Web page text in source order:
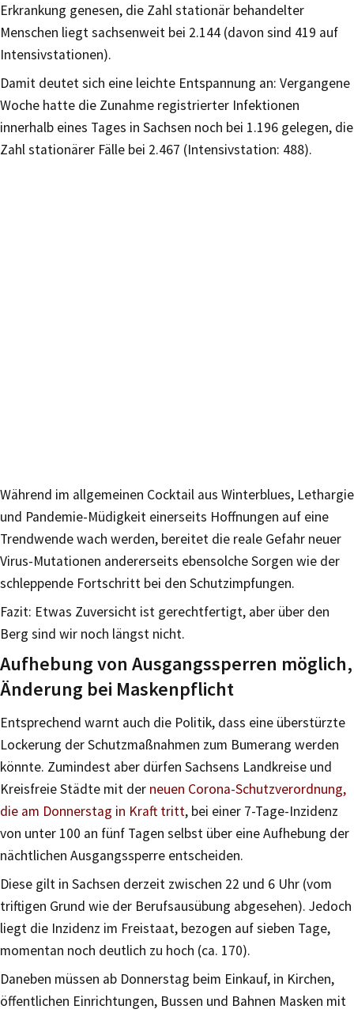
Erkrankung genesen, die Zahl stationär behandelter
Menschen liegt sachsenweit bei 2.144 (davon sind 419 auf
Intensivstationen).
Damit deutet sich eine leichte Entspannung an: Vergangene
Woche hatte die Zunahme registrierter Infektionen
innerhalb eines Tages in Sachsen noch bei 1.196 gelegen, die
Zahl stationärer Fälle bei 2.467 (Intensivstation: 488).
Während im allgemeinen Cocktail aus Winterblues, Lethargie
und Pandemie-Müdigkeit einerseits Hoffnungen auf eine
Trendwende wach werden, bereitet die reale Gefahr neuer
Virus-Mutationen andererseits ebensolche Sorgen wie der
schleppende Fortschritt bei den Schutzimpfungen.
Fazit: Etwas Zuversicht ist gerechtfertigt, aber über den
Berg sind wir noch längst nicht.
Aufhebung von Ausgangssperren möglich,
Änderung bei Maskenpflicht
Entsprechend warnt auch die Politik, dass eine überstürzte
Lockerung der Schutzmaßnahmen zum Bumerang werden
könnte. Zumindest aber dürfen Sachsens Landkreise und
Kreisfreie Städte mit der neuen Corona-Schutzverordnung,
die am Donnerstag in Kraft tritt, bei einer 7-Tage-Inzidenz
von unter 100 an fünf Tagen selbst über eine Aufhebung der
nächtlichen Ausgangssperre entscheiden.
Diese gilt in Sachsen derzeit zwischen 22 und 6 Uhr (vom
triftigen Grund wie der Berufsausübung abgesehen). Jedoch
liegt die Inzidenz im Freistaat, bezogen auf sieben Tage,
momentan noch deutlich zu hoch (ca. 170).
Daneben müssen ab Donnerstag beim Einkauf, in Kirchen,
öffentlichen Einrichtungen, Bussen und Bahnen Masken mit